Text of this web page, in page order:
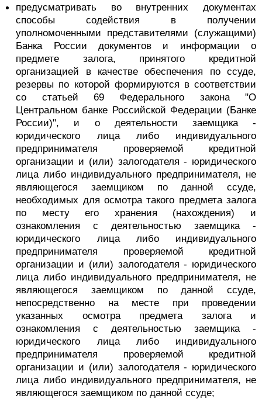
предусматривать во внутренних документах
способы содействия в получении
уполномоченными представителями (служащими)
Банка России документов и информации о
предмете залога, принятого кредитной
организацией в качестве обеспечения по ссуде,
резервы по которой формируются в соответствии
со статьей 69 Федерального закона "О
Центральном банке Российской Федерации (Банке
России)", и о деятельности заемщика -
юридического лица либо индивидуального
предпринимателя проверяемой кредитной
организации и (или) залогодателя - юридического
лица либо индивидуального предпринимателя, не
являющегося заемщиком по данной ссуде,
необходимых для осмотра такого предмета залога
по месту его хранения (нахождения) и
ознакомления с деятельностью заемщика -
юридического лица либо индивидуального
предпринимателя проверяемой кредитной
организации и (или) залогодателя - юридического
лица либо индивидуального предпринимателя, не
являющегося заемщиком по данной ссуде,
непосредственно на месте при проведении
указанных осмотра предмета залога и
ознакомления с деятельностью заемщика -
юридического лица либо индивидуального
предпринимателя проверяемой кредитной
организации и (или) залогодателя - юридического
лица либо индивидуального предпринимателя, не
являющегося заемщиком по данной ссуде;